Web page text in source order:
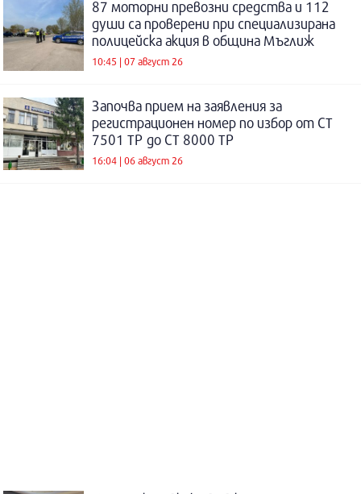
87 моторни превозни средства и 112
души са проверени при специализирана
полицейска акция в община Мъглиж
10:45 | 07 август 26
Започва прием на заявления за
регистрационен номер по избор от СТ
7501 ТР до СТ 8000 ТР
16:04 | 06 август 26